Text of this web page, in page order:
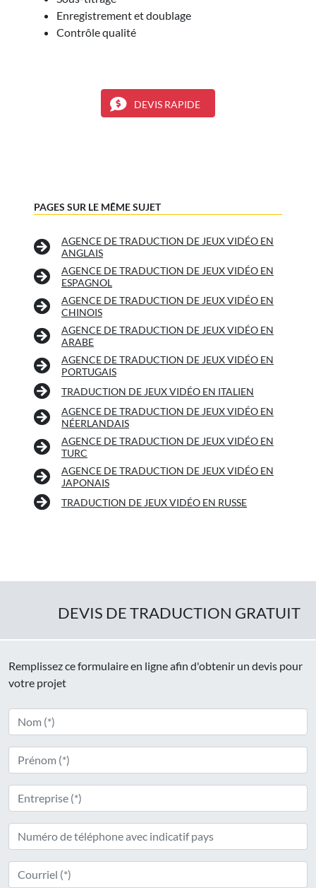
Enregistrement et doublage
Contrôle qualité
DEVIS RAPIDE
PAGES SUR LE MÊME SUJET
AGENCE DE TRADUCTION DE JEUX VIDÉO EN
ANGLAIS
AGENCE DE TRADUCTION DE JEUX VIDÉO EN
ESPAGNOL
AGENCE DE TRADUCTION DE JEUX VIDÉO EN
CHINOIS
AGENCE DE TRADUCTION DE JEUX VIDÉO EN
ARABE
AGENCE DE TRADUCTION DE JEUX VIDÉO EN
PORTUGAIS
TRADUCTION DE JEUX VIDÉO EN ITALIEN
AGENCE DE TRADUCTION DE JEUX VIDÉO EN
NÉERLANDAIS
AGENCE DE TRADUCTION DE JEUX VIDÉO EN
TURC
AGENCE DE TRADUCTION DE JEUX VIDÉO EN
JAPONAIS
TRADUCTION DE JEUX VIDÉO EN RUSSE
DEVIS DE TRADUCTION GRATUIT
Remplissez ce formulaire en ligne afin d'obtenir un devis pour
votre projet